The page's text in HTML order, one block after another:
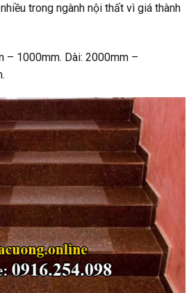
trong ngành nội thất vì giá thành
– 1000mm. Dài: 2000mm –